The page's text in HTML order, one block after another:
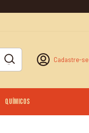
Cadastre-se
Químicos